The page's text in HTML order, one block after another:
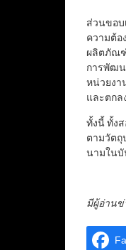
ส่วนขอบ
ความต้อ
ผลิตภัณฑ์
การพัฒน
หน่วยงา
และตกล
ทั้งนี้ ทั้ง
ตามวัตถุ
นามใน
มีผู้อ่านข่